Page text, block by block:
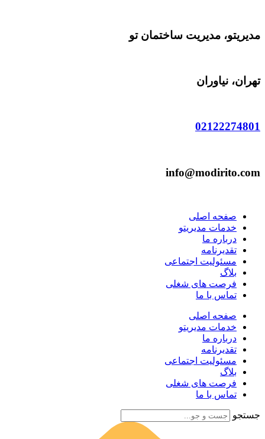
مدیریتو، مدیریت ساختمان تو
تهران، نیاوران
02122274801
info@modirito.com
صفحه اصلی
خدمات مدیریتو
درباره ما
تقدیرنامه
مسئولیت اجتماعی
بلاگ
فرصت های شغلی
تماس با ما
صفحه اصلی
خدمات مدیریتو
درباره ما
تقدیرنامه
مسئولیت اجتماعی
بلاگ
فرصت های شغلی
تماس با ما
جستجو